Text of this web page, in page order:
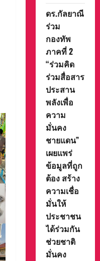
ดร.กัลยาณี
ร่วม
กองทัพ
ภาคที่ 2
“ร่วมคิด
ร่วมสื่อสาร
ประสาน
พลังเพื่อ
ความ
มั่นคง
ชายแดน”
เผยแพร่
ข้อมูลที่ถูก
ต้อง สร้าง
ความเชื่อ
มั่นให้
ประชาชน
ได้ร่วมกัน
ช่วยชาติ
มั่นคง